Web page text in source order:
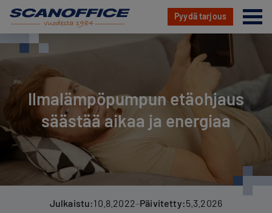
sisältöön
Pyydä tarjous
Ilmalämpöpumpun etäohjaus
säästää aikaa ja energiaa
Julkaistu:10.8.2022–Päivitetty:5.3.2026